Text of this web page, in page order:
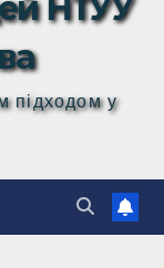
НТУУ
підходом у